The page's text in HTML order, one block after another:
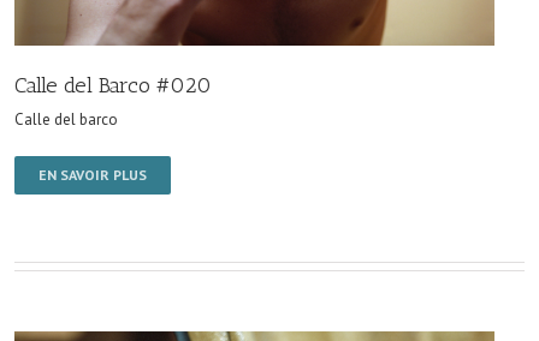
Calle del Barco #020
Calle del barco
EN SAVOIR PLUS